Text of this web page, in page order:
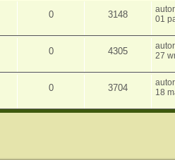
0 3148
01
0 4305
27
0 3704
18